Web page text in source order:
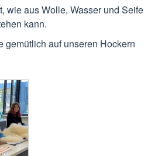
wie aus Wolle, Wasser und Seife
kann.
gemütlich auf unseren Hockern